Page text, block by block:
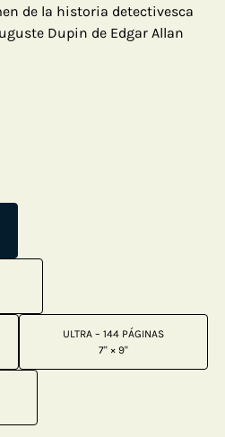
de la historia detectivesca
Dupin de Edgar Allan
ULTRA – 144 PÁGINAS
7" × 9"